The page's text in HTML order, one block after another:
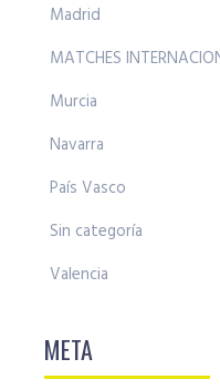
Madrid
MATCHES
Murcia
Navarra
País Vasco
Sin categoría
Valencia
META